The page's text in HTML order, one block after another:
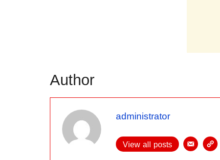
Author
administrator
View all posts